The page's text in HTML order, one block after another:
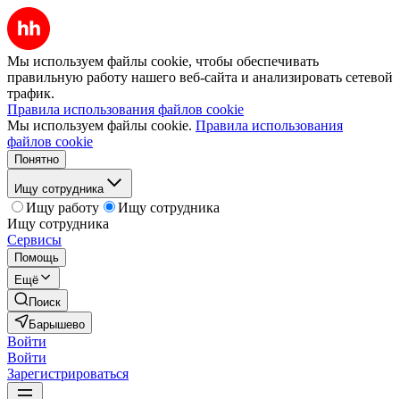
Мы используем файлы cookie, чтобы обеспечивать
правильную работу нашего веб-сайта и анализировать сетевой
трафик.
Правила использования файлов cookie
Мы используем файлы cookie. Правила использования
файлов cookie
Понятно
Ищу сотрудника
Ищу работу
Ищу сотрудника
Ищу сотрудника
Сервисы
Помощь
Ещё
Поиск
Барышево
Войти
Войти
Зарегистрироваться